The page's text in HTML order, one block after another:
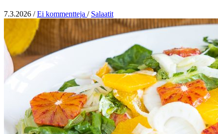
7.3.2026 / Ei kommentteja / Salaatit